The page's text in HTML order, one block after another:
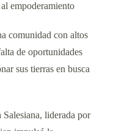
empoderamiento
comunidad con altos
de oportunidades
sus tierras en busca
liderada por